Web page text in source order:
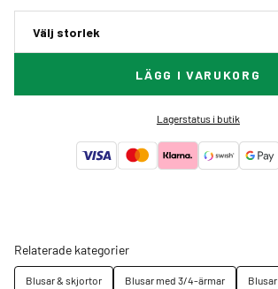
Välj storlek
LÄGG I VARUKORG
Lagerstatus i butik
Relaterade kategorier
Blusar & skjortor Blusar med 3/4-ärmar Blusar